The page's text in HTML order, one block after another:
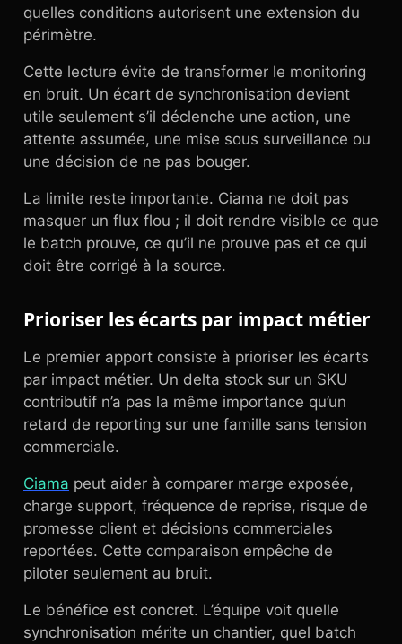
quelles conditions autorisent une extension du
périmètre.
Cette lecture évite de transformer le monitoring
en bruit. Un écart de synchronisation devient
utile seulement s’il déclenche une action, une
attente assumée, une mise sous surveillance ou
une décision de ne pas bouger.
La limite reste importante. Ciama ne doit pas
masquer un flux flou ; il doit rendre visible ce que
le batch prouve, ce qu’il ne prouve pas et ce qui
doit être corrigé à la source.
Prioriser les écarts par impact métier
Le premier apport consiste à prioriser les écarts
par impact métier. Un delta stock sur un SKU
contributif n’a pas la même importance qu’un
retard de reporting sur une famille sans tension
commerciale.
Ciama peut aider à comparer marge exposée,
charge support, fréquence de reprise, risque de
promesse client et décisions commerciales
reportées. Cette comparaison empêche de
piloter seulement au bruit.
Le bénéfice est concret. L’équipe voit quelle
synchronisation mérite un chantier, quel batch